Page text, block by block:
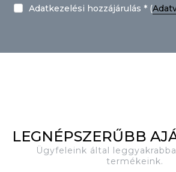
Adatkezelési hozzájárulás * (
LEGNÉPSZERŰBB
Ügyfeleink által
termékeink.